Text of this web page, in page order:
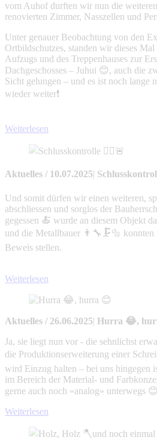
vom Auhof durften wir nun die
renovierten Zimmer, Nasszellen und
Unter genauer Beobachtung von den
Ortbildschutzes, standen wir dieses
Aufzugs und des Treppenhauses zur
Dachgeschosses – Juhui 😊, auch die
Sicht gelungen – und es ist noch lange
wieder weiter❗
Weiterlesen
Aktuelles / 10.07.2025|
Und somit dürfen wir einen weiteren,
abschliessen und sorglos der
gegessen 🍝 wurde an diesem Objekt
und die Metallbauer 👨‍🔧🗜️🔩 konnten
Beweis stellen.
Weiterlesen
Aktuelles / 26.06.2025| Hurra 😂,
Ja, sie liegt nun vor - die sehnlichst
die Produktionserweiterung einer
wird Einzug halten – bei uns hingegen
im Bereich der Material- und
gerne auch noch «analog» unterwegs
Weiterlesen